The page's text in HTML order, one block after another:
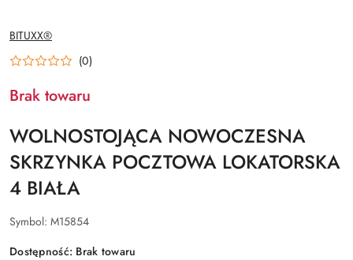
NAZWA
PRODUCENTA:
BITUXX®
(0)
Brak towaru
WOLNOSTOJĄCA NOWOCZESNA
SKRZYNKA POCZTOWA LOKATORSKA
4 BIAŁA
Symbol: M15854
Dostępność: Brak towaru